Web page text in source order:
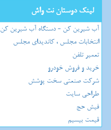
لینک دوستان نت واش
آب شیرین کن - دستگاه آب شیرین کن
انتخابات مجلس ، کاندیدای مجلس
تعمیر تلفن
خرید و فروش خودرو
شرکت صنعتی سخت پوشش
طراحی سایت
فیش حج
قیمت بیسیم